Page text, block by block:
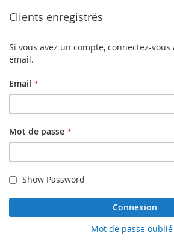
Clients enregistrés
Si vous avez un compte, connectez-
email.
Email
Mot de passe
Show Password
Connexion
Mot de passe oublié